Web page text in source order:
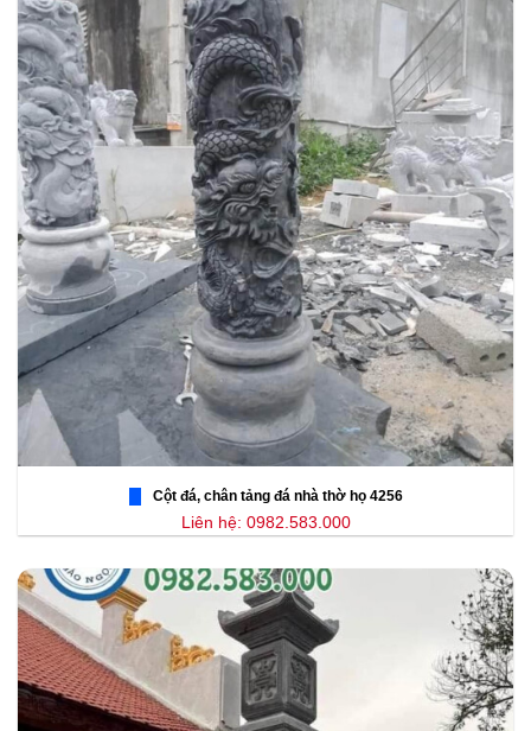
Cột đá, chân tảng đá nhà thờ họ 4256
Liên hệ: 0982.583.000